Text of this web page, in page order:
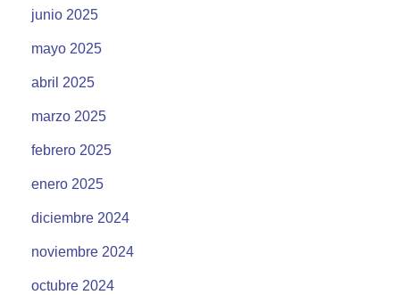
junio 2025
mayo 2025
abril 2025
marzo 2025
febrero 2025
enero 2025
diciembre 2024
noviembre 2024
octubre 2024